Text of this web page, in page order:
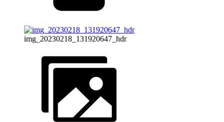
img_20230218_131920647_hdr